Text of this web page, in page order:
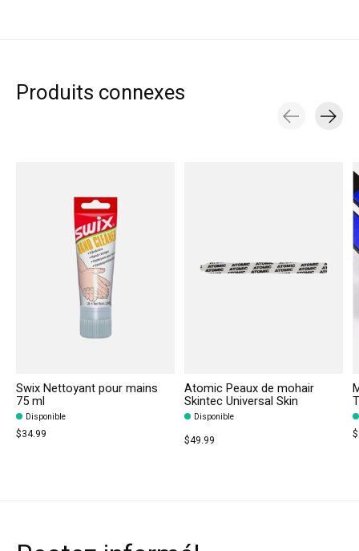
Produits connexes
Swix Nettoyant pour mains
75 ml
Disponible
$34.99
Atomic Peaux de mohair
Skintec Universal Skin
Disponible
$49.99